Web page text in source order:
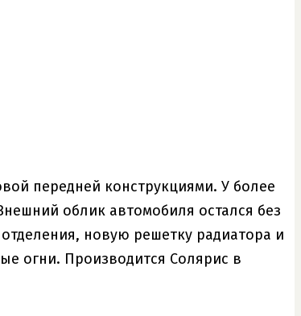
передней конструкциями. У более
облик автомобиля остался без
новую решетку радиатора и
огни. Производится Солярис в